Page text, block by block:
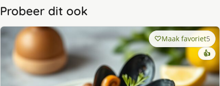
Probeer dit ook
Maak favoriet5
👍